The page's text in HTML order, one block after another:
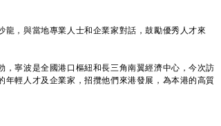
，與當地專業人士和企業家對話，鼓勵優秀人才來
寧波是全國港口樞紐和長三角南翼經濟中心，今次訪
輕人才及企業家，招攬他們來港發展，為本港的高質